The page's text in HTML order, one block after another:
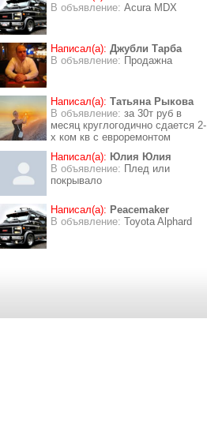
В объявление: Acura MDX
Написал(а): Джубли Тарба
В объявление: Продажна
Написал(а): Татьяна Рыкова
В объявление: за 30т руб в
месяц круглогодично сдается 2-
х ком кв с евроремонтом
Написал(а): Юлия Юлия
В объявление: Плед или
покрывало
Написал(а): Peacemaker
В объявление: Toyota Alphard